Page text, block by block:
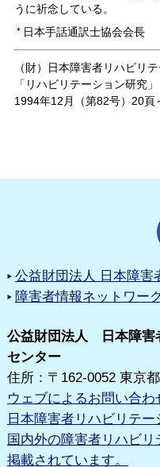
うに祈念している。
＊ 日本手話通訳士協会会長
（財）日本障害者リハビリ
「リハビリテーション研究」
1994年12月（第82号）20頁
公益財団法人 日本障害
障害者情報ネットワー
公益財団法人 日本障害
センター
住所：〒162-0052 東京
ウェブによるお問い合わ
日本障害者リハビリテー
国内外の障害者リハビリ
掲載されています。